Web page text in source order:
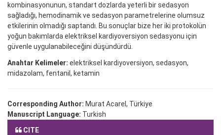
kombinasyonunun, standart dozlarda yeterli bir sedasyon
sağladığı, hemodinamik ve sedasyon parametrelerine olumsuz
etkilerinin olmadığı saptandı. Bu sonuçlar bize her iki protokolün
yoğun bakımlarda elektriksel kardiyoversiyon sedasyonu için
güvenle uygulanabileceğini düşündürdü.
Anahtar Kelimeler: elektriksel kardiyoversiyon, sedasyon,
midazolam, fentanil, ketamin
Corresponding Author: Murat Acarel, Türkiye
Manuscript Language: Turkish
CITE